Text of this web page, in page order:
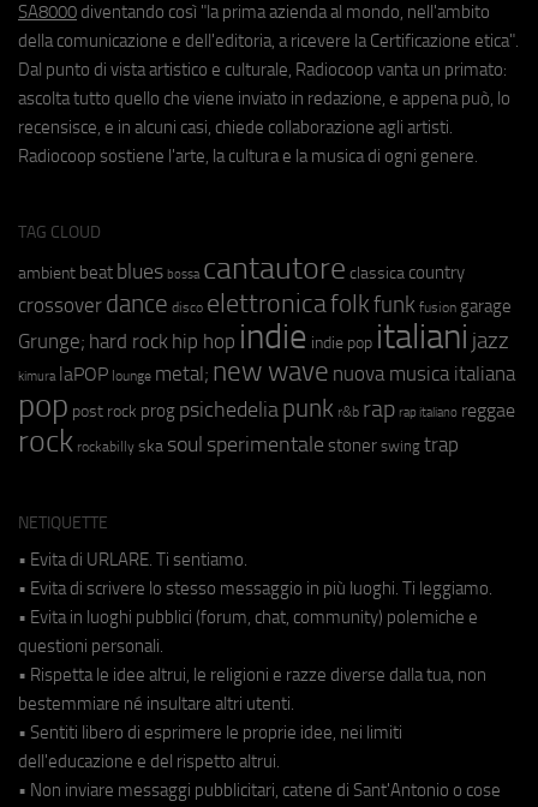
SA8000 diventando così "la prima azienda al mondo, nell'ambito
della comunicazione e dell'editoria, a ricevere la Certificazione etica".
Dal punto di vista artistico e culturale, Radiocoop vanta un primato:
ascolta tutto quello che viene inviato in redazione, e appena può, lo
recensisce, e in alcuni casi, chiede collaborazione agli artisti.
Radiocoop sostiene l'arte, la cultura e la musica di ogni genere.
TAG CLOUD
ambient beat blues bossa cantautore classica country
crossover dance disco elettronicafolkfunk fusion garage
Grunge; hard rock hip hop indie indie pop italiani jazz
kimura laPOP lounge metal; new wave nuova musica italiana
pop post rock prog psichedeliapunk r&b rap rap italiano reggae
rock rockabilly ska soul sperimentale stoner swing trap
NETIQUETTE
• Evita di URLARE. Ti sentiamo.
• Evita di scrivere lo stesso messaggio in più luoghi. Ti leggiamo.
• Evita in luoghi pubblici (forum, chat, community) polemiche e
questioni personali.
• Rispetta le idee altrui, le religioni e razze diverse dalla tua, non
bestemmiare né insultare altri utenti.
• Sentiti libero di esprimere le proprie idee, nei limiti
dell'educazione e del rispetto altrui.
• Non inviare messaggi pubblicitari, catene di Sant'Antonio o cose